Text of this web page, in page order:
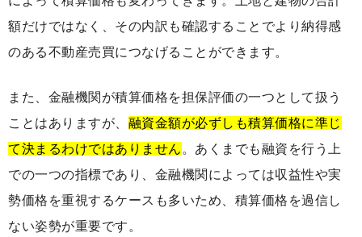
額だけではなく、その内訳も確認することでより納得感
のある不動産売買につなげることができます。
また、金融機関が積算価格を担保評価の一つとして扱う
ことはありますが、 融資金額が必ずしも積算価格に準じ
て決まるわけではありません。あくまでも融資を行う上
での一つの指標であり、金融機関によっては収益性や実
勢価格を重視するケースも多いため、積算価格を過信し
ない姿勢が重要です。